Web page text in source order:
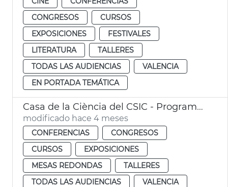
CONGRESOS
CURSOS
EXPOSICIONES
FESTIVALES
LITERATURA
TALLERES
TODAS LAS AUDIENCIAS
VALENCIA
EN PORTADA TEMÁTICA
Casa de la Ciència del CSIC - Programación
modificado hace 4 meses
CONFERENCIAS
CONGRESOS
CURSOS
EXPOSICIONES
MESAS REDONDAS
TALLERES
TODAS LAS AUDIENCIAS
VALENCIA